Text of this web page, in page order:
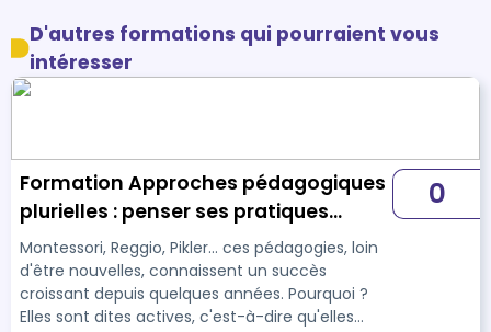
D'autres formations qui pourraient vous
intéresser
Formation Approches pédagogiques
plurielles : penser ses pratiques
autrement
Montessori, Reggio, Pikler... ces pédagogies, loin
d'être nouvelles, connaissent un succès
croissant depuis quelques années. Pourquoi ?
Elles sont dites actives, c'est-à-dire qu'elles
0